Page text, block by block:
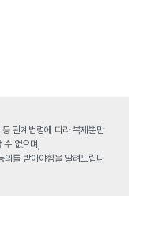
관계법령에 따라 복제뿐만
없으며,
의를 받아야함을 알려드립니